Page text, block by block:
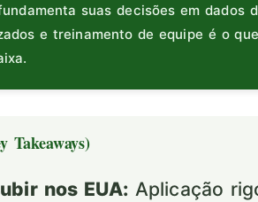
suas decisões em dados
e treinamento de equipe é o
Takeaways)
nos EUA: Aplicação